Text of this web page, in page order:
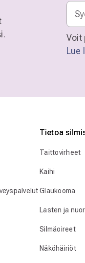
Voit
Lue
Tietoa
Taittovirheet
Kaihi
Glaukooma
Lasten ja
Silmäoireet
Näköhäiriöt